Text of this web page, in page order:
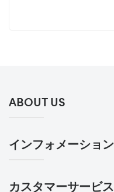
ABOUT US
インフォメーション
カスタマーサービス